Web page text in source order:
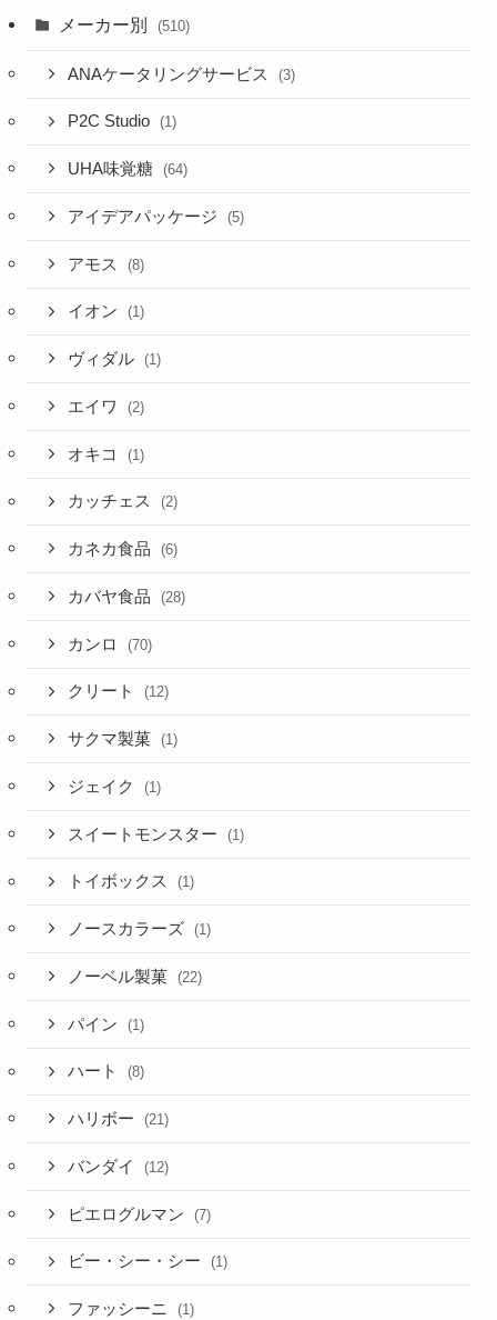
メーカー別 (510)
ANAケータリングサービス (3)
P2C Studio (1)
UHA味覚糖 (64)
アイデアパッケージ (5)
アモス (8)
イオン (1)
ヴィダル (1)
エイワ (2)
オキコ (1)
カッチェス (2)
カネカ食品 (6)
カバヤ食品 (28)
カンロ (70)
クリート (12)
サクマ製菓 (1)
ジェイク (1)
スイートモンスター (1)
トイボックス (1)
ノースカラーズ (1)
ノーベル製菓 (22)
パイン (1)
ハート (8)
ハリボー (21)
バンダイ (12)
ピエログルマン (7)
ビー・シー・シー (1)
ファッシーニ (1)